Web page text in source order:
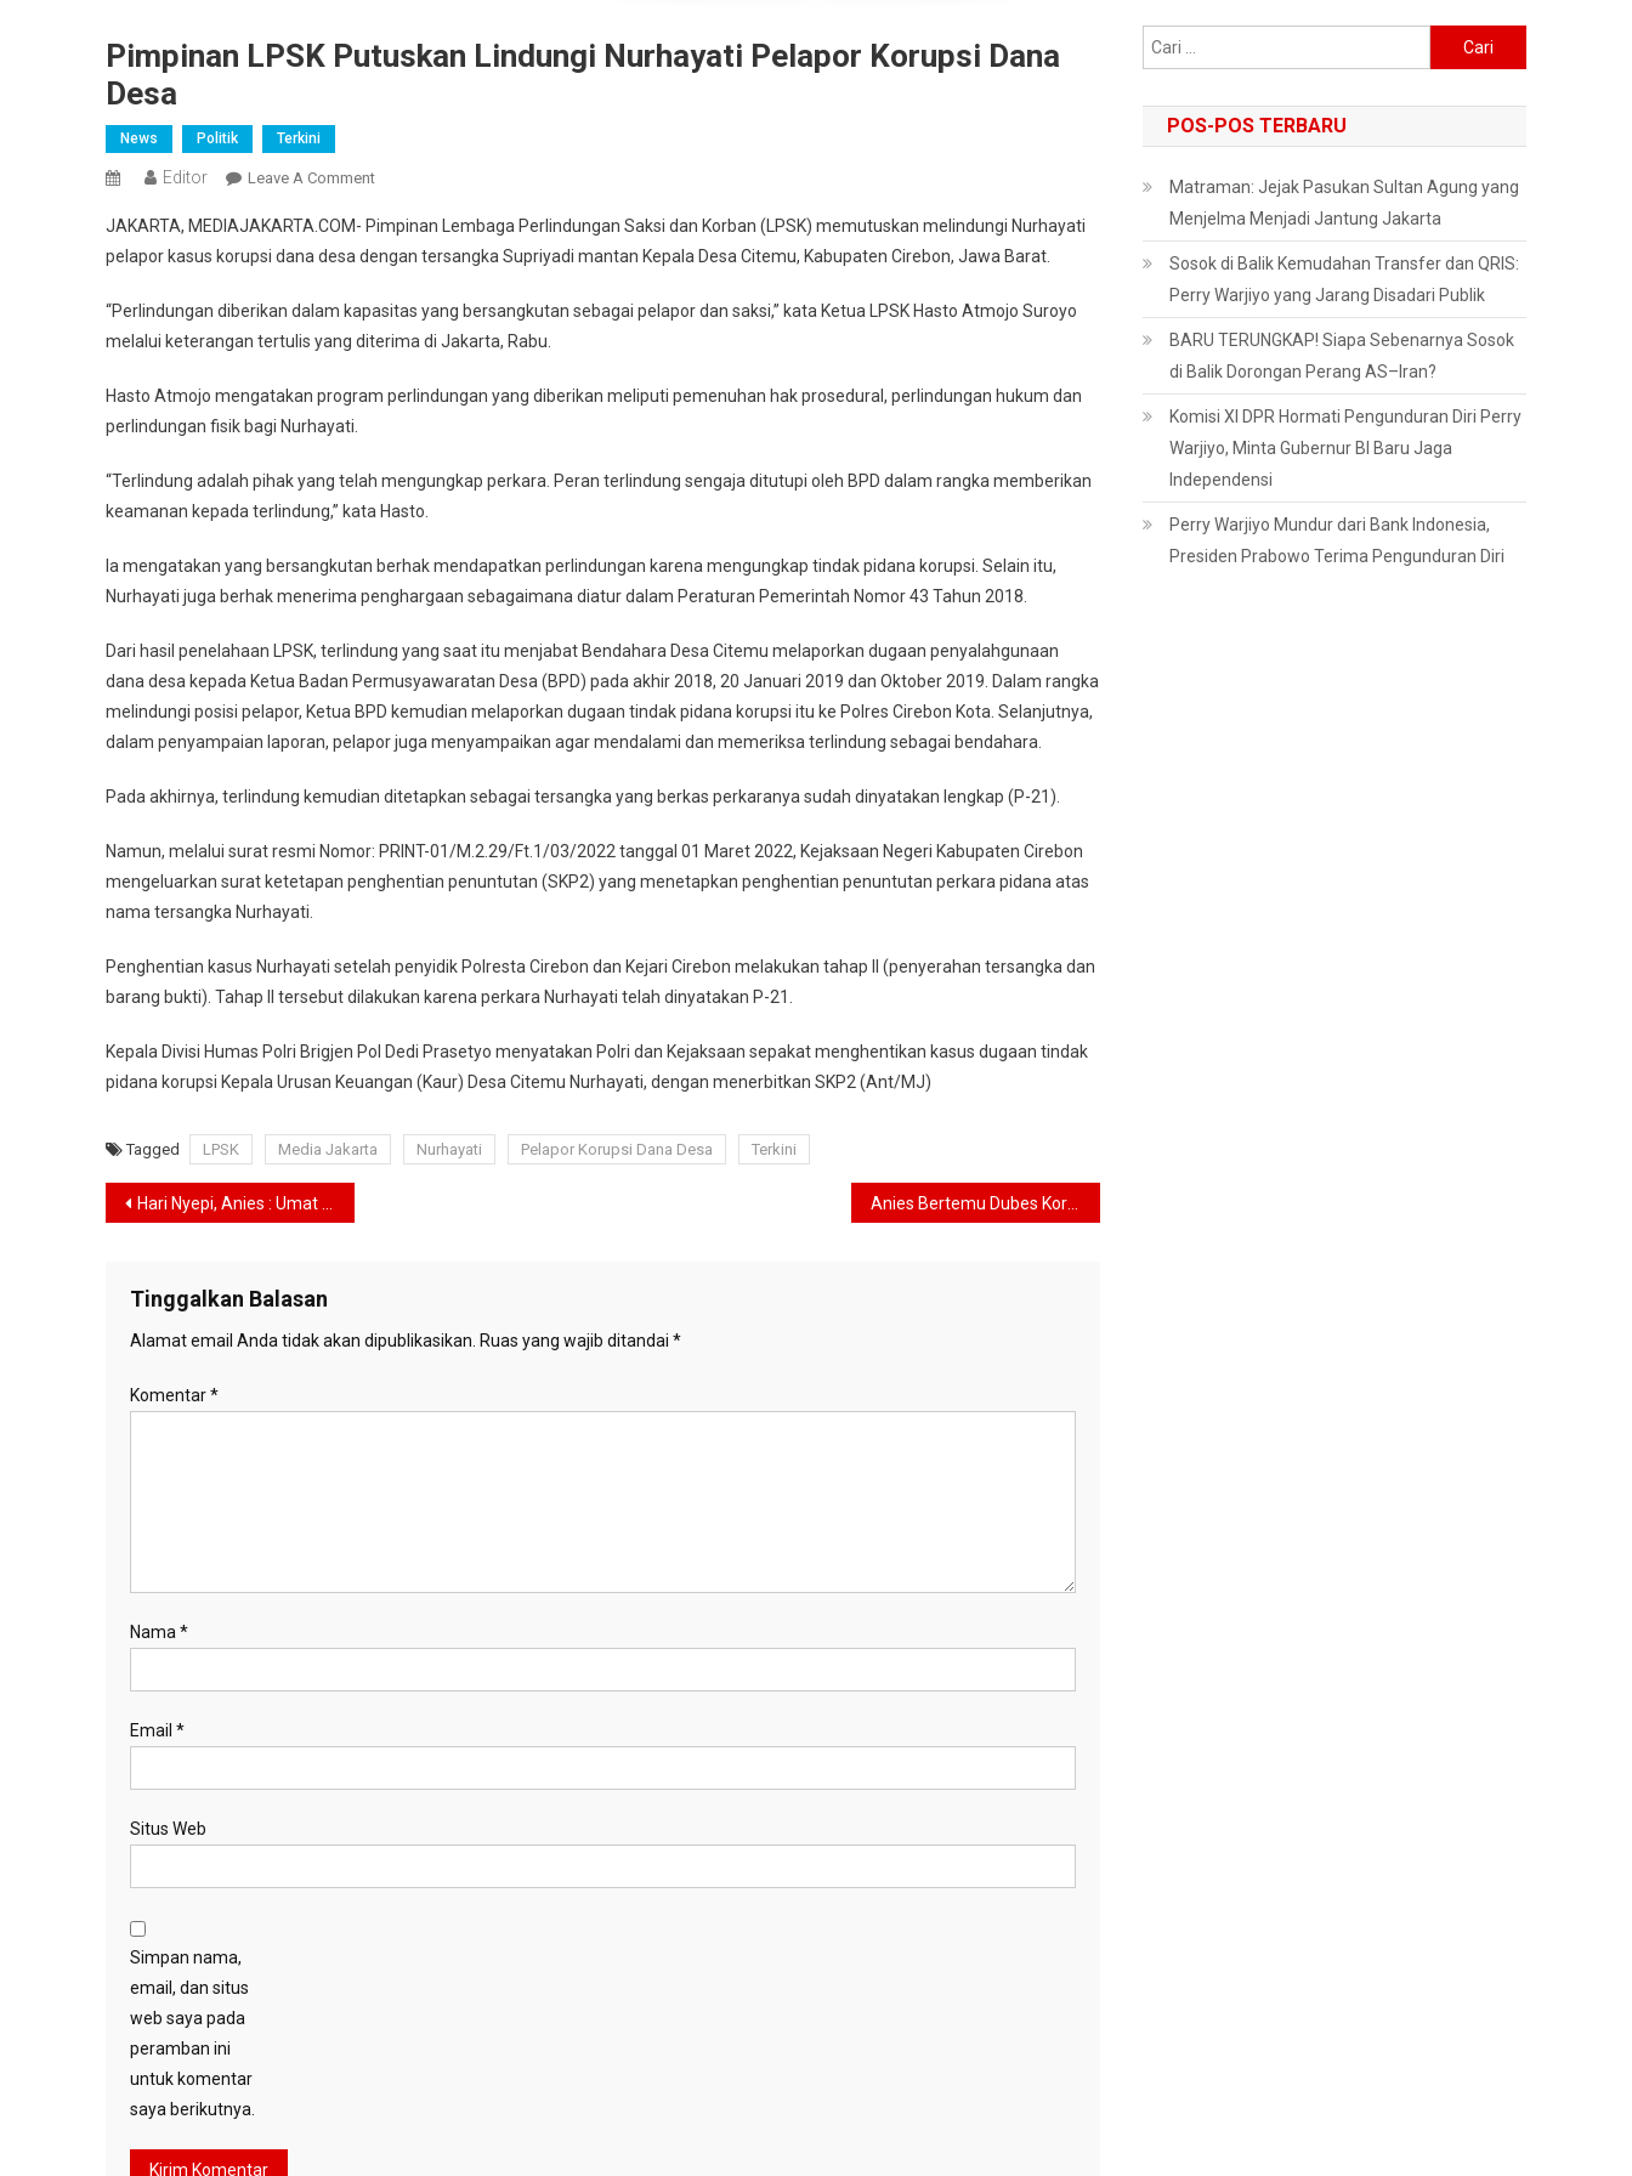
Pimpinan LPSK Putuskan Lindungi Nurhayati Pelapor Korupsi Dana
Desa
News Politik Terkini
Editor Leave A CommentOn
LPSK
Putuskan
Nurhayati
Pelapor
Dana
JAKARTA, MEDIAJAKARTA.COM- Pimpinan Lembaga Perlindungan Saksi dan Korban (LPSK) memutuskan melindungi Nurhayati
pelapor kasus korupsi dana desa dengan tersangka Supriyadi mantan Kepala Desa Citemu, Kabupaten Cirebon, Jawa Barat.
“Perlindungan diberikan dalam kapasitas yang bersangkutan sebagai pelapor dan saksi,” kata Ketua LPSK Hasto Atmojo Suroyo
melalui keterangan tertulis yang diterima di Jakarta, Rabu.
Hasto Atmojo mengatakan program perlindungan yang diberikan meliputi pemenuhan hak prosedural, perlindungan hukum dan
perlindungan fisik bagi Nurhayati.
“Terlindung adalah pihak yang telah mengungkap perkara. Peran terlindung sengaja ditutupi oleh BPD dalam rangka memberikan
keamanan kepada terlindung,” kata Hasto.
Ia mengatakan yang bersangkutan berhak mendapatkan perlindungan karena mengungkap tindak pidana korupsi. Selain itu,
Nurhayati juga berhak menerima penghargaan sebagaimana diatur dalam Peraturan Pemerintah Nomor 43 Tahun 2018.
Dari hasil penelahaan LPSK, terlindung yang saat itu menjabat Bendahara Desa Citemu melaporkan dugaan penyalahgunaan
dana desa kepada Ketua Badan Permusyawaratan Desa (BPD) pada akhir 2018, 20 Januari 2019 dan Oktober 2019. Dalam rangka
melindungi posisi pelapor, Ketua BPD kemudian melaporkan dugaan tindak pidana korupsi itu ke Polres Cirebon Kota. Selanjutnya,
dalam penyampaian laporan, pelapor juga menyampaikan agar mendalami dan memeriksa terlindung sebagai bendahara.
Pada akhirnya, terlindung kemudian ditetapkan sebagai tersangka yang berkas perkaranya sudah dinyatakan lengkap (P-21).
Namun, melalui surat resmi Nomor: PRINT-01/M.2.29/Ft.1/03/2022 tanggal 01 Maret 2022, Kejaksaan Negeri Kabupaten Cirebon
mengeluarkan surat ketetapan penghentian penuntutan (SKP2) yang menetapkan penghentian penuntutan perkara pidana atas
nama tersangka Nurhayati.
Penghentian kasus Nurhayati setelah penyidik Polresta Cirebon dan Kejari Cirebon melakukan tahap II (penyerahan tersangka dan
barang bukti). Tahap II tersebut dilakukan karena perkara Nurhayati telah dinyatakan P-21.
Kepala Divisi Humas Polri Brigjen Pol Dedi Prasetyo menyatakan Polri dan Kejaksaan sepakat menghentikan kasus dugaan tindak
pidana korupsi Kepala Urusan Keuangan (Kaur) Desa Citemu Nurhayati, dengan menerbitkan SKP2 (Ant/MJ)
Tagged LPSK Media Jakarta Nurhayati Pelapor Korupsi Dana Desa Terkini
Navigasi
Hari Nyepi, Anies : Umat Hindu Miliki Peran Penting Memajukan Jakarta
Tinggalkan Balasan
Alamat email Anda tidak akan dipublikasikan. Ruas yang wajib ditandai *
Komentar*
Nama *
Email *
Situs Web
Simpan nama,
email, dan situs
web saya pada
peramban ini
untuk komentar
saya berikutnya.
untuk:
POS-POS TERBARU
Matraman: Jejak Pasukan Sultan Agung yang
Menjelma Menjadi Jantung Jakarta
Sosok di Balik Kemudahan Transfer dan QRIS:
Perry Warjiyo yang Jarang Disadari Publik
BARU TERUNGKAP! Siapa Sebenarnya Sosok
di Balik Dorongan Perang AS–Iran?
Komisi XI DPR Hormati Pengunduran Diri Perry
Warjiyo, Minta Gubernur BI Baru Jaga
Independensi
Perry Warjiyo Mundur dari Bank Indonesia,
Presiden Prabowo Terima Pengunduran Diri